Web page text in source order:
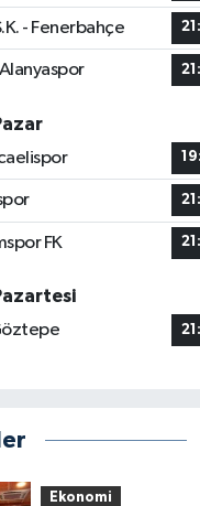
- Fenerbahçe
FK
Ekonomi